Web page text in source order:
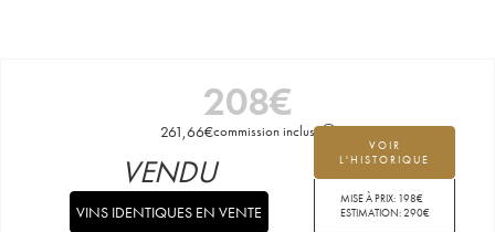
208€
261,66€commission incluse
VOIR
L'HISTORIQUE
MISE À PRIX: 198€
ESTIMATION:290€
VENDU
VINS IDENTIQUES EN VENTE